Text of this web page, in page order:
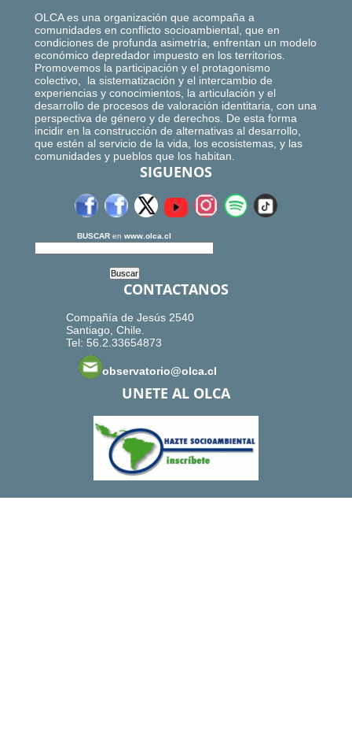
OLCA es una organización que acompaña a
comunidades en conflicto socioambiental, que en
condiciones de profunda asimetría, enfrentan un modelo
económico depredador impuesto en los territorios.
Promovemos la participación y el protagonismo
colectivo, la sistematización y el intercambio de
experiencias y conocimientos, la articulación y el
desarrollo de procesos de valoración identitaria, con una
perspectiva de género y de derechos. De esta forma
incidir en la construcción de alternativas al desarrollo,
que estén al servicio de la vida, los ecosistemas, y las
comunidades y pueblos que los habitan.
SIGUENOS
BUSCAR en www.olca.cl
CONTACTANOS
Compañía de Jesús 2540
Santiago, Chile.
Tel: 56.2.33654873
observatorio@olca.cl
UNETE AL OLCA